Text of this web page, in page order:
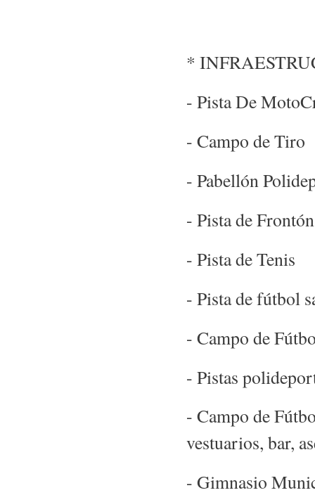
*
- Pista De
- Campo de Tiro
- Pabellón
- Pista de Frontón
- Pista de Tenis
- Pista de fútbol
- Campo de
- Pistas
- Campo de
vestuarios, bar,
- Gimnasio